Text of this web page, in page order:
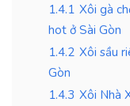
1.4.1 Xôi gà
hot ở Sài Gòn
1.4.2 Xôi sầu
Gòn
1.4.3 Xôi Nhà